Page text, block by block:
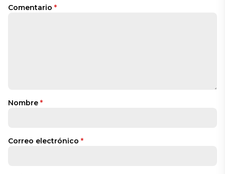
Comentario *
Nombre *
Correo electrónico *